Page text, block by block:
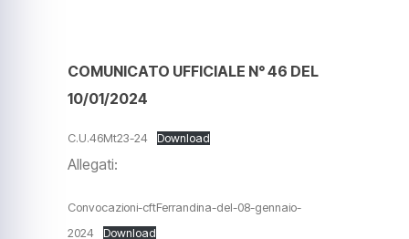
COMUNICATO UFFICIALE N° 46 DEL
10/01/2024
C.U.46Mt23-24 Download
Allegati:
Convocazioni-cftFerrandina-del-08-gennaio-
2024
Download